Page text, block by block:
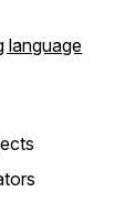
language